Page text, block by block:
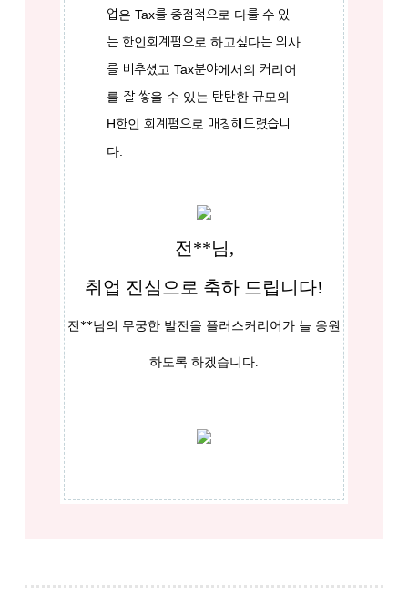
업은 Tax를 중점적으로 다룰 수 있
는 한인회계펌으로 하고싶다는 의사
를 비추셨고 Tax분야에서의 커리어
를 잘 쌓을 수 있는 탄탄한 규모의
H한인 회계펌으로 매칭해드렸습니
다.
전**님,
취업 진심으로 축하 드립니다!
전**님의 무궁한 발전을 플러스커리어가 늘 응원
하도록 하겠습니다.